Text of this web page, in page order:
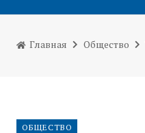
Главная Общество
ОБЩЕСТВО